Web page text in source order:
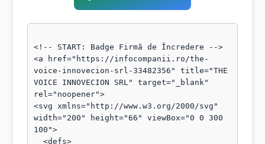
<!-- START: Badge Firmă de Încredere -->
<a href="https://infocompanii.ro/the-
voice-innovecion-srl-33482356" title="THE
VOICE INNOVECION SRL" target="_blank"
rel="noopener">
<svg xmlns="http://www.w3.org/2000/svg"
width="200" height="66" viewBox="0 0 300
100">